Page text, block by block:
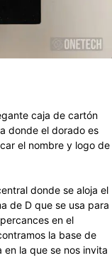
caja de cartón
donde el dorado es
el nombre y logo de
donde se aloja el
de D que se usa para
en el
la base de
la que se nos invita